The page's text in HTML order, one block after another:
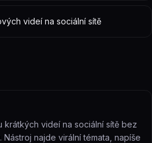
videí na sociální sítě
videí na sociální sítě bez
najde virální témata, napíše